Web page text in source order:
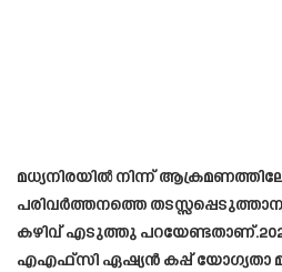
മധ്യനിരയിൽ നിന്ന്
പരിവർത്തനത്തെ
കഴിവ് എടുത്തു
എഎഫ്‌സി ഏഷ്യൻ കപ്പ് യോഗ്യതാ